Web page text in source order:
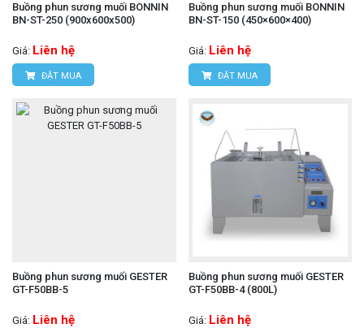
Buồng phun sương muối BONNIN
BN-ST-250 (900x600x500)
Giá: Liên hệ
ĐẶT MUA
Buồng phun sương muối BONNIN
BN-ST-150 (450×600×400)
Giá: Liên hệ
ĐẶT MUA
Buồng phun sương muối GESTER
GT-F50BB-5
Giá: Liên hệ
Buồng phun sương muối GESTER
GT-F50BB-4 (800L)
Giá: Liên hệ